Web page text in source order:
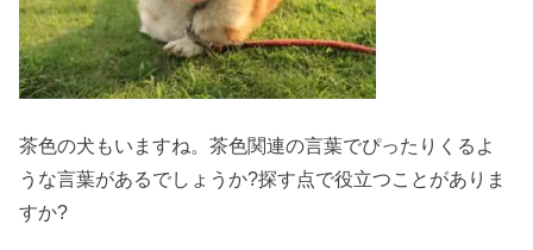
茶色の犬もいますね。茶色関連の言葉でぴったりくるよ
うな言葉があるでしょうか?探す点で役立つことがありま
すか?